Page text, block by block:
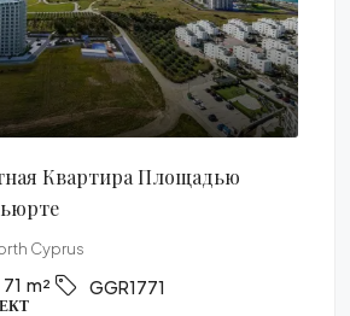
Квартира Площадью
Cyprus
71 m² GGR1771